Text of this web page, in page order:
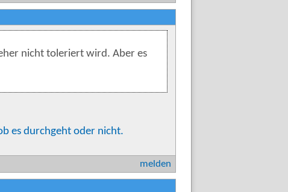
nicht toleriert wird. Aber es
es durchgeht oder nicht.
melden